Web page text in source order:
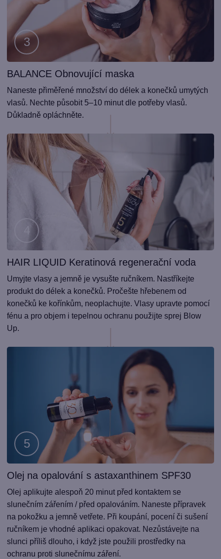
Krok
3
BALANCE Obnovující maska
Naneste přiměřené množství do délek a konečků umytých
vlasů. Nechte působit 5–10 minut dle potřeby vlasů.
Důkladně opláchněte.
Krok
4
HAIR LIQUID Keratinová regenerační voda
Umyjte vlasy a jemně je vysušte ručníkem. Nastříkejte
produkt do délek a konečků. Pročešte hřebenem od
konečků ke kořínkům, neoplachujte. Vlasy upravte pomocí
fénu a pro objem i tepelnou ochranu použijte sprej Blow
Up.
Krok
4
Olej na opalování s astaxanthinem SPF30
Olej aplikujte alespoň 20 minut před kontaktem se
slunečním zářením / před opalováním. Naneste přípravek
na pokožku a jemně vetřete. Při koupání, pocení či sušení
ručníkem je vhodné aplikaci opakovat. Nezůstávejte na
slunci příliš dlouho, i když jste použili prostředky na
ochranu proti slunečnímu záření.